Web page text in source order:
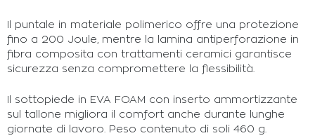
Il puntale in materiale polimerico offre una protezione
fino a 200 Joule, mentre la lamina antiperforazione in
fibra composita con trattamenti ceramici garantisce
sicurezza senza compromettere la flessibilità.
Il sottopiede in EVA FOAM con inserto ammortizzante
sul tallone migliora il comfort anche durante lunghe
giornate di lavoro. Peso contenuto di soli 460 g.